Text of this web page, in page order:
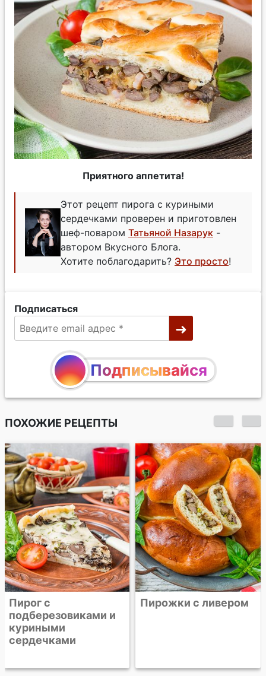
Приятного аппетита!
Этот рецепт пирога с куриными
сердечками проверен и приготовлен
шеф-поваром Татьяной Назарук -
автором Вкусного Блога.
Хотите поблагодарить? Это просто!
Подписаться
Подписывайся
ПОХОЖИЕ РЕЦЕПТЫ
Пирог с
подберезовиками и
куриными
сердечками
Пирожки с ливером